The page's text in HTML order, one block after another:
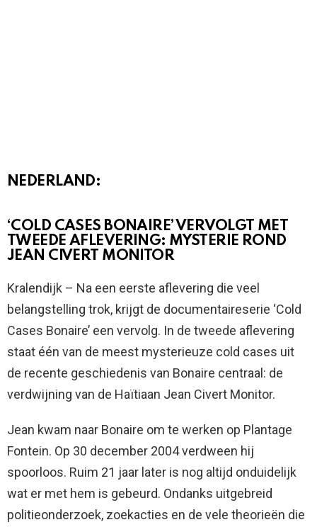
NEDERLAND:
‘COLD CASES BONAIRE’ VERVOLGT MET
TWEEDE AFLEVERING: MYSTERIE ROND
JEAN CIVERT MONITOR
Kralendijk – Na een eerste aflevering die veel
belangstelling trok, krijgt de documentaireserie ‘Cold
Cases Bonaire’ een vervolg. In de tweede aflevering
staat één van de meest mysterieuze cold cases uit
de recente geschiedenis van Bonaire centraal: de
verdwijning van de Haïtiaan Jean Civert Monitor.
Jean kwam naar Bonaire om te werken op Plantage
Fontein. Op 30 december 2004 verdween hij
spoorloos. Ruim 21 jaar later is nog altijd onduidelijk
wat er met hem is gebeurd. Ondanks uitgebreid
politieonderzoek, zoekacties en de vele theorieën die